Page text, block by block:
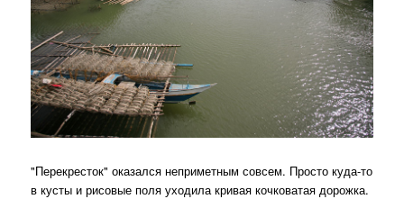
"Перекресток" оказался неприметным совсем. Просто куда-то
в кусты и рисовые поля уходила кривая кочковатая дорожка.